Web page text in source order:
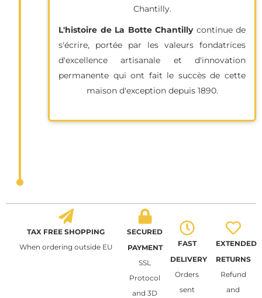
Chantilly.
L'histoire de La Botte Chantillycontinue de
s'écrire, portée par les valeurs fondatrices
d'excellence artisanale et d'innovation
permanente qui ont fait le succès de cette
maison d'exception depuis 1890.
TAX FREE SHOPPING
When ordering outside EU
SECURED
PAYMENT
SSL
Protocol
and 3D
FAST
DELIVERY
Orders
sent
EXTENDED
RETURNS
Refund
and